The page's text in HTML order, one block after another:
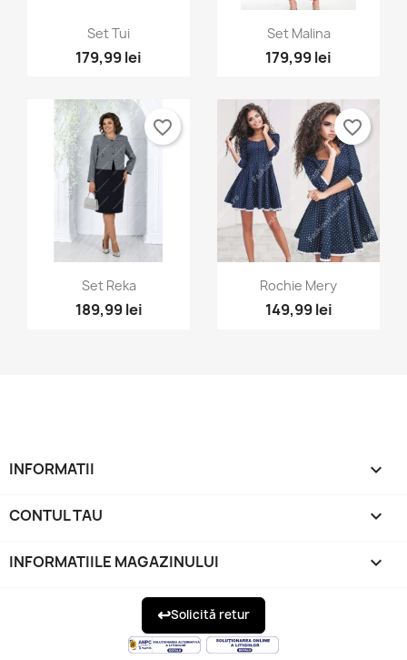
Vizualizare rapida
Set Tui
179,99 lei
Vizualizare rapida
+1
Set Malina
179,99 lei
Vizualizare rapida
Set Reka
189,99 lei
favorite_border
Vizualizare rapida
Rochie Mery
149,99 lei
favorite_border
INFORMATII 
CONTUL TAU 
INFORMATIILE MAGAZINULUI keyboard_arrow_down
↩Solicită retur